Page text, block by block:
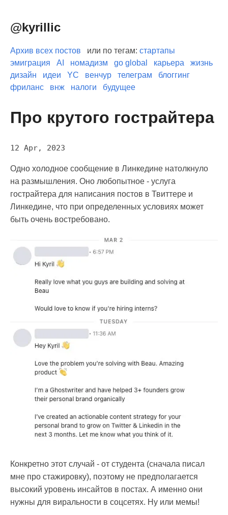
@kyrillic
Архив всех постов или по тегам: стартапы
эмиграция
AI номадизм go global карьера
жизнь
дизайн
идеи YC венчур телеграм
блоггинг
фриланс
внж налоги будущее
Про крутого гострайтера
12 Apr, 2023
Одно холодное сообщение в Линкедине натолкнуло
на размышления. Оно любопытное - услуга
гострайтера для написания постов в Твиттере и
Линкедине, что при определенных условиях может
быть очень востребовано.
Конкретно этот случай - от студента (сначала писал
мне про стажировку), поэтому не предполагается
высокий уровень инсайтов в постах. А именно они
нужны для виральности в соцсетях. Ну или мемы!